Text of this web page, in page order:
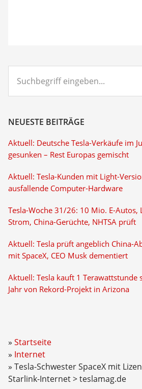
eingeben...
NEUESTE BEITRÄGE
Aktuell: Deutsche Tesla-Verkäufe im
gesunken – Rest Europas gemischt
Aktuell: Tesla-Kunden mit Light-
ausfallende Computer-Hardware
Tesla-Woche 31/26: 10 Mio. E-Autos,
Strom, China-Gerüchte, NHTSA prüft
Aktuell: Tesla prüft angeblich China-
mit SpaceX, CEO Musk dementiert
Aktuell: Tesla kauft 1 Terawattstunde
Jahr von Rekord-Projekt in Arizona
Startseite
Internet
Tesla-Schwester SpaceX mit
Starlink-Internet > teslamag.de